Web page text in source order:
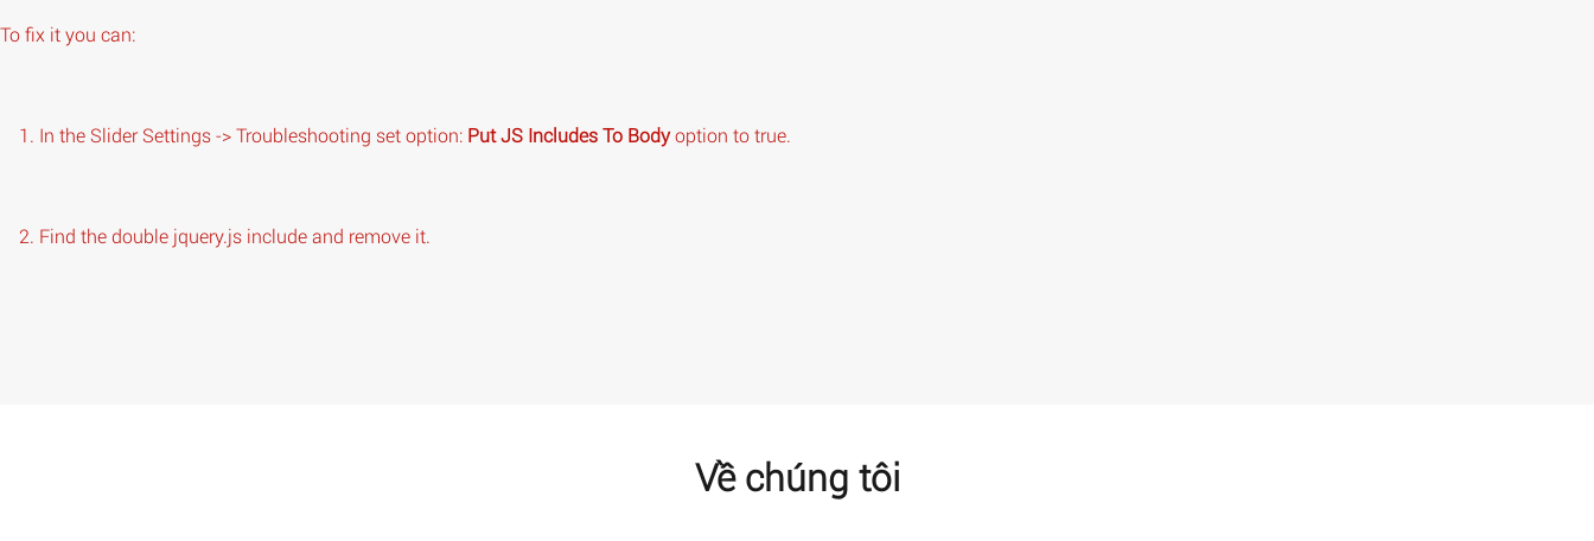
To fix it you can:
1. In the Slider Settings -> Troubleshooting set option: Put JS Includes To Bodyoption to true.
2. Find the double jquery.js include and remove it.
Về chúng tôi